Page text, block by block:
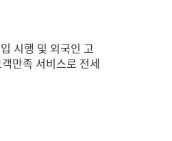
시행 및 외국인 고
만족 서비스로 전세